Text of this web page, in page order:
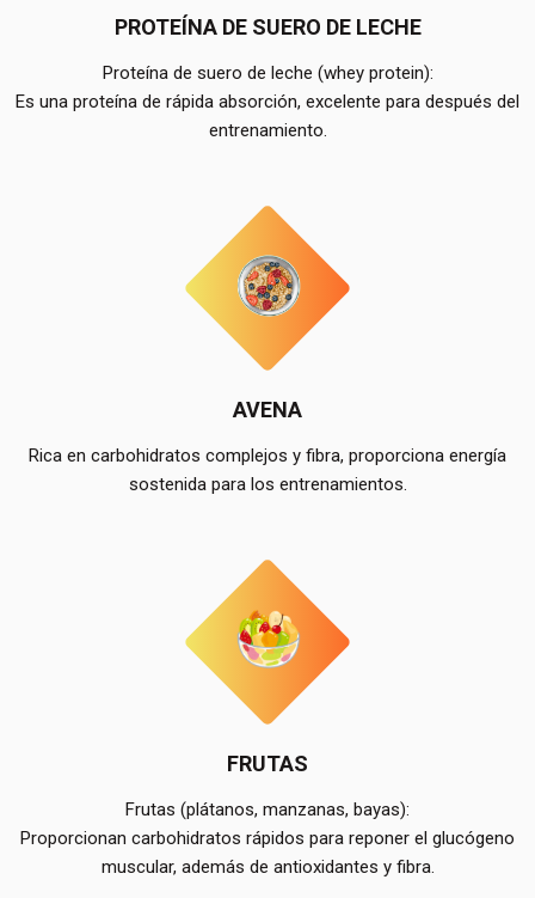
PROTEÍNA DE SUERO DE LECHE
Proteína de suero de leche (whey protein):
Es una proteína de rápida absorción, excelente para después del
entrenamiento.
AVENA
Rica en carbohidratos complejos y fibra, proporciona energía
sostenida para los entrenamientos.
FRUTAS
Frutas (plátanos, manzanas, bayas):
Proporcionan carbohidratos rápidos para reponer el glucógeno
muscular, además de antioxidantes y fibra.